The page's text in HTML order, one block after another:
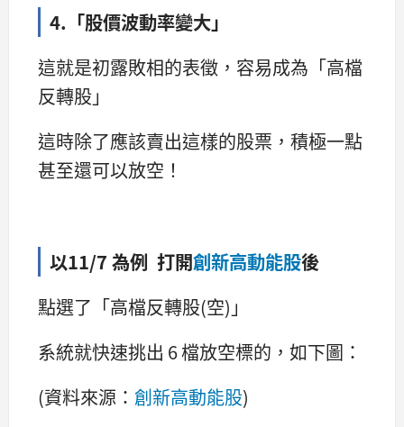
4.「股價波動率變大」
這就是初露敗相的表徵，容易成為「高檔
反轉股」
這時除了應該賣出這樣的股票，積極一點
甚至還可以放空！
以11/7 為例 打開創新高動能股後
點選了「高檔反轉股(空)」
系統就快速挑出 6 檔放空標的，如下圖：
(資料來源： 創新高動能股)